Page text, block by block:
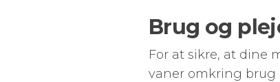
Brug og
For at sikre, at dine
vaner omkring brug